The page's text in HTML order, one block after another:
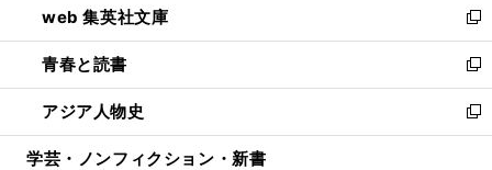
ド
ウ
で
開
く
ィ
ン
ド
ウ
で
開
い
ウ
ィ
ン
ド
ウ
web 集英社文庫
新
し
い
ウ
ィ
ン
青春と読書
新
し
い
ウ
アジア人物史
新
し
学芸・ノンフィクション・新書